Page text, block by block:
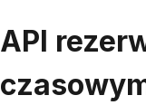
API